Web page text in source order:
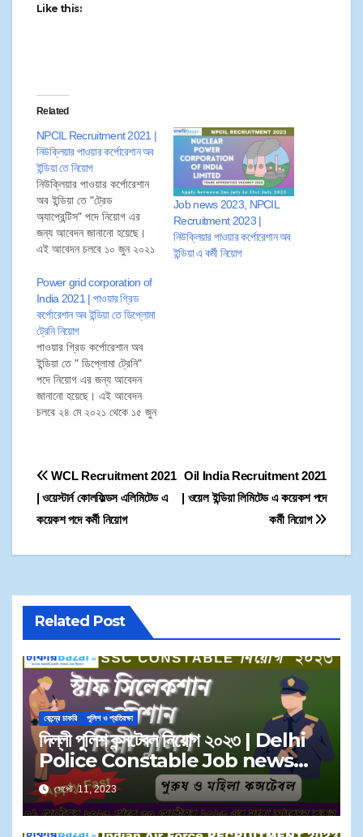
Like this:
Related
NPCIL Recruitment 2021 |
নিউক্লিয়ার পাওয়ার কর্পোরেশান অব
ইন্ডিয়া তে নিয়োগ
নিউক্লিয়ার পাওয়ার কর্পোরেশান
অব ইন্ডিয়া তে "ট্রেড
অ্যাপ্রেন্টিস" পদে নিয়োগ এর
জন্য আবেদন জানানো হয়েছে।
এই আবেদন চলবে ১০ জুন ২০২১
তাই প্রার্থীরা ১৫ জুলাই ২০২১
এর মধ্যে আবেদনপত্র জমা
করতে পারেন। আবেদনপত্র সারা
ভারত থেকে গ্রহণ করা হবে।
Job news 2023, NPCIL
Recruitment 2023 |
নিউক্লিয়ার পাওয়ার কর্পোরেশান অব
ইন্ডিয়া এ কর্মী নিয়োগ
Power grid corporation of
India 2021 | পাওয়ার গ্রিড
কর্পোরেশান অব ইন্ডিয়া তে ডিপ্লোমা
ট্রেনি নিয়োগ
পাওয়ার গ্রিড কর্পোরেশান অব
ইন্ডিয়া তে " ডিপ্লোমা ট্রেনি"
পদে নিয়োগ এর জন্য আবেদন
জানানো হয়েছে। এই আবেদন
চলবে ২৪ মে ২০২১ থেকে ১৫ জুন
সারা ভারত থেকে গ্রহণ করা
হবে।
Oil India Recruitment 2021
| ওয়েল ইন্ডিয়া লিমিটেড এ কয়েকশ পদে
কর্মী নিয়োগ
WCL Recruitment 2021
| ওয়েস্টার্ন কোলফিল্ডস এলিমিটেড এ
কয়েকশ পদে কর্মী নিয়োগ
Related Post
কেন্দ্রে চাকরি পুলিশ ও প্রতিরক্ষা
দিল্লী পুলিশ কন্সটেবল নিয়োগ ২০২৩ | Delhi
Police Constable Job news
September 2023
সেপ্টে. 11, 2023